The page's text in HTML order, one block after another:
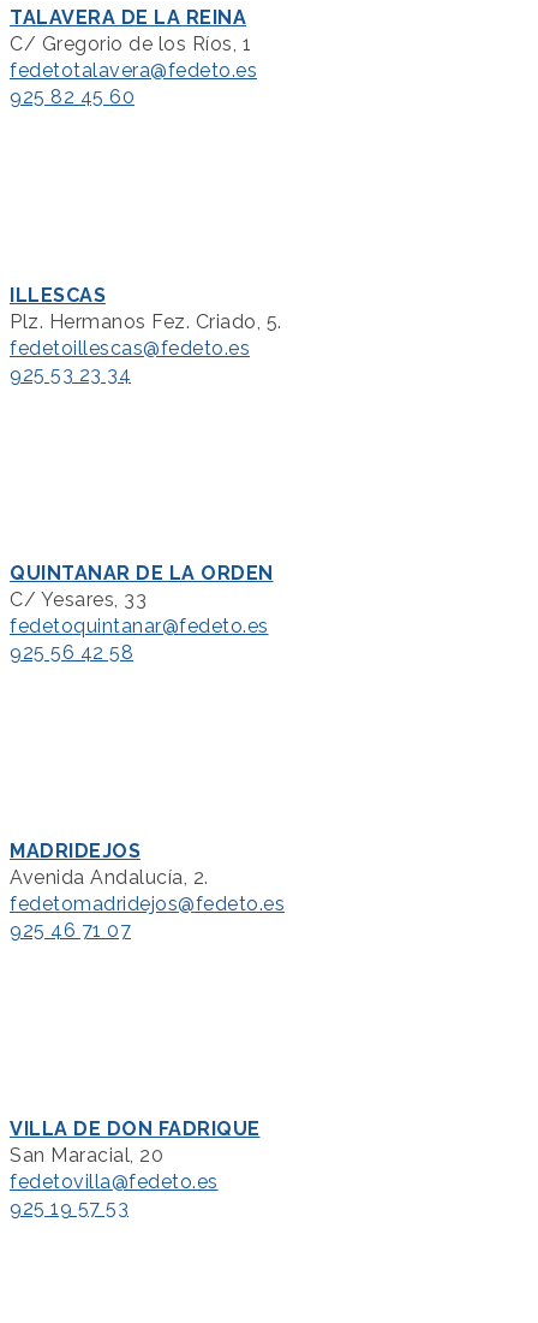
TALAVERA DE LA REINA
C/ Gregorio de los Ríos, 1
fedetotalavera@fedeto.es
925 82 45 60
ILLESCAS
Plz. Hermanos Fez. Criado, 5.
fedetoillescas@fedeto.es
925 53 23 34
QUINTANAR DE LA ORDEN
C/ Yesares, 33
fedetoquintanar@fedeto.es
925 56 42 58
MADRIDEJOS
Avenida Andalucía, 2.
fedetomadridejos@fedeto.es
925 46 71 07
VILLA DE DON FADRIQUE
San Maracial, 20
fedetovilla@fedeto.es
925 19 57 53